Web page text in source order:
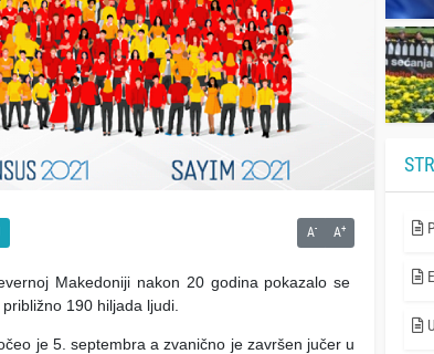
A- A+
Makedoniji nakon 20 godina pokazalo se
190 hiljada ljudi.
je 5. septembra a zvanično je završen jučer u